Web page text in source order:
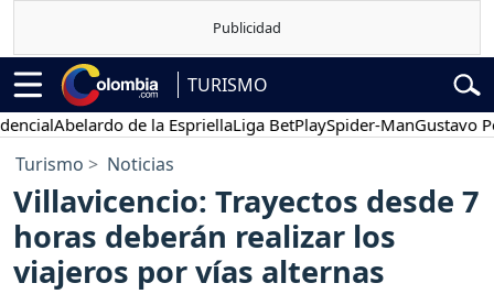
TURISMO
Abelardo de la EspriellaLiga BetPlaySpider-ManGustavo Petro
Turismo Noticias
Villavicencio: Trayectos desde 7
horas deberán realizar los
viajeros por vías alternas